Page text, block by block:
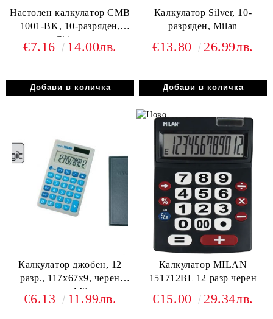
Настолен калкулатор CMB
1001-BK, 10-разряден,
Citizen
€7.16 14.00лв.
Калкулатор Silver, 10-
разряден, Milan
€13.80 26.99лв.
Калкулатор джобен, 12
разр., 117х67х9, черен
капак, Milan
€6.13 11.99лв.
Калкулатор MILAN
151712BL 12 разр черен
€15.00 29.34лв.